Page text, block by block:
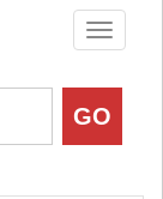
Toggle